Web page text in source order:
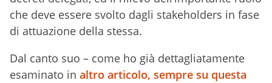
che deve essere svolto dagli stakeholders in fase
di attuazione della stessa.
Dal canto suo – come ho già dettagliatamente
esaminato in altro articolo, sempre su questa